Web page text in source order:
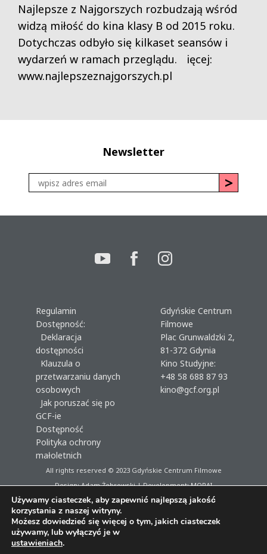
Najlepsze z Najgorszych rozbudzają wśród
widzą miłość do kina klasy B od 2015 roku.
Dotychczas odbyło się kilkaset seansów i
wydarzeń w ramach przeglądu. ięcej:
www.najlepszeznajgorszych.pl
Newsletter
Regulamin
Dostępność:
Deklaracja
dostępności
Klauzula o
przetwarzaniu danych
osobowych
Jak poruszać się po
GCF-ie
Dostępność
Polityka ochrony
małoletnich
Gdyńskie Centrum
Filmowe
Plac Grunwaldzki 2,
81-372 Gdynia
Kino Studyjne:
+48 58 688 87 93
kino@gcf.org.pl
All rights reserved © 2023Gdyńskie Centrum Filmowe
Design: Adam Żebrowski | Development:MORAI
Używamy ciasteczek, aby zapewnić najlepszą jakość
korzystania z naszej witryny.
Możesz dowiedzieć się więcej o tym, jakich ciasteczek
używamy, lub wyłączyć je w
ustawieniach.